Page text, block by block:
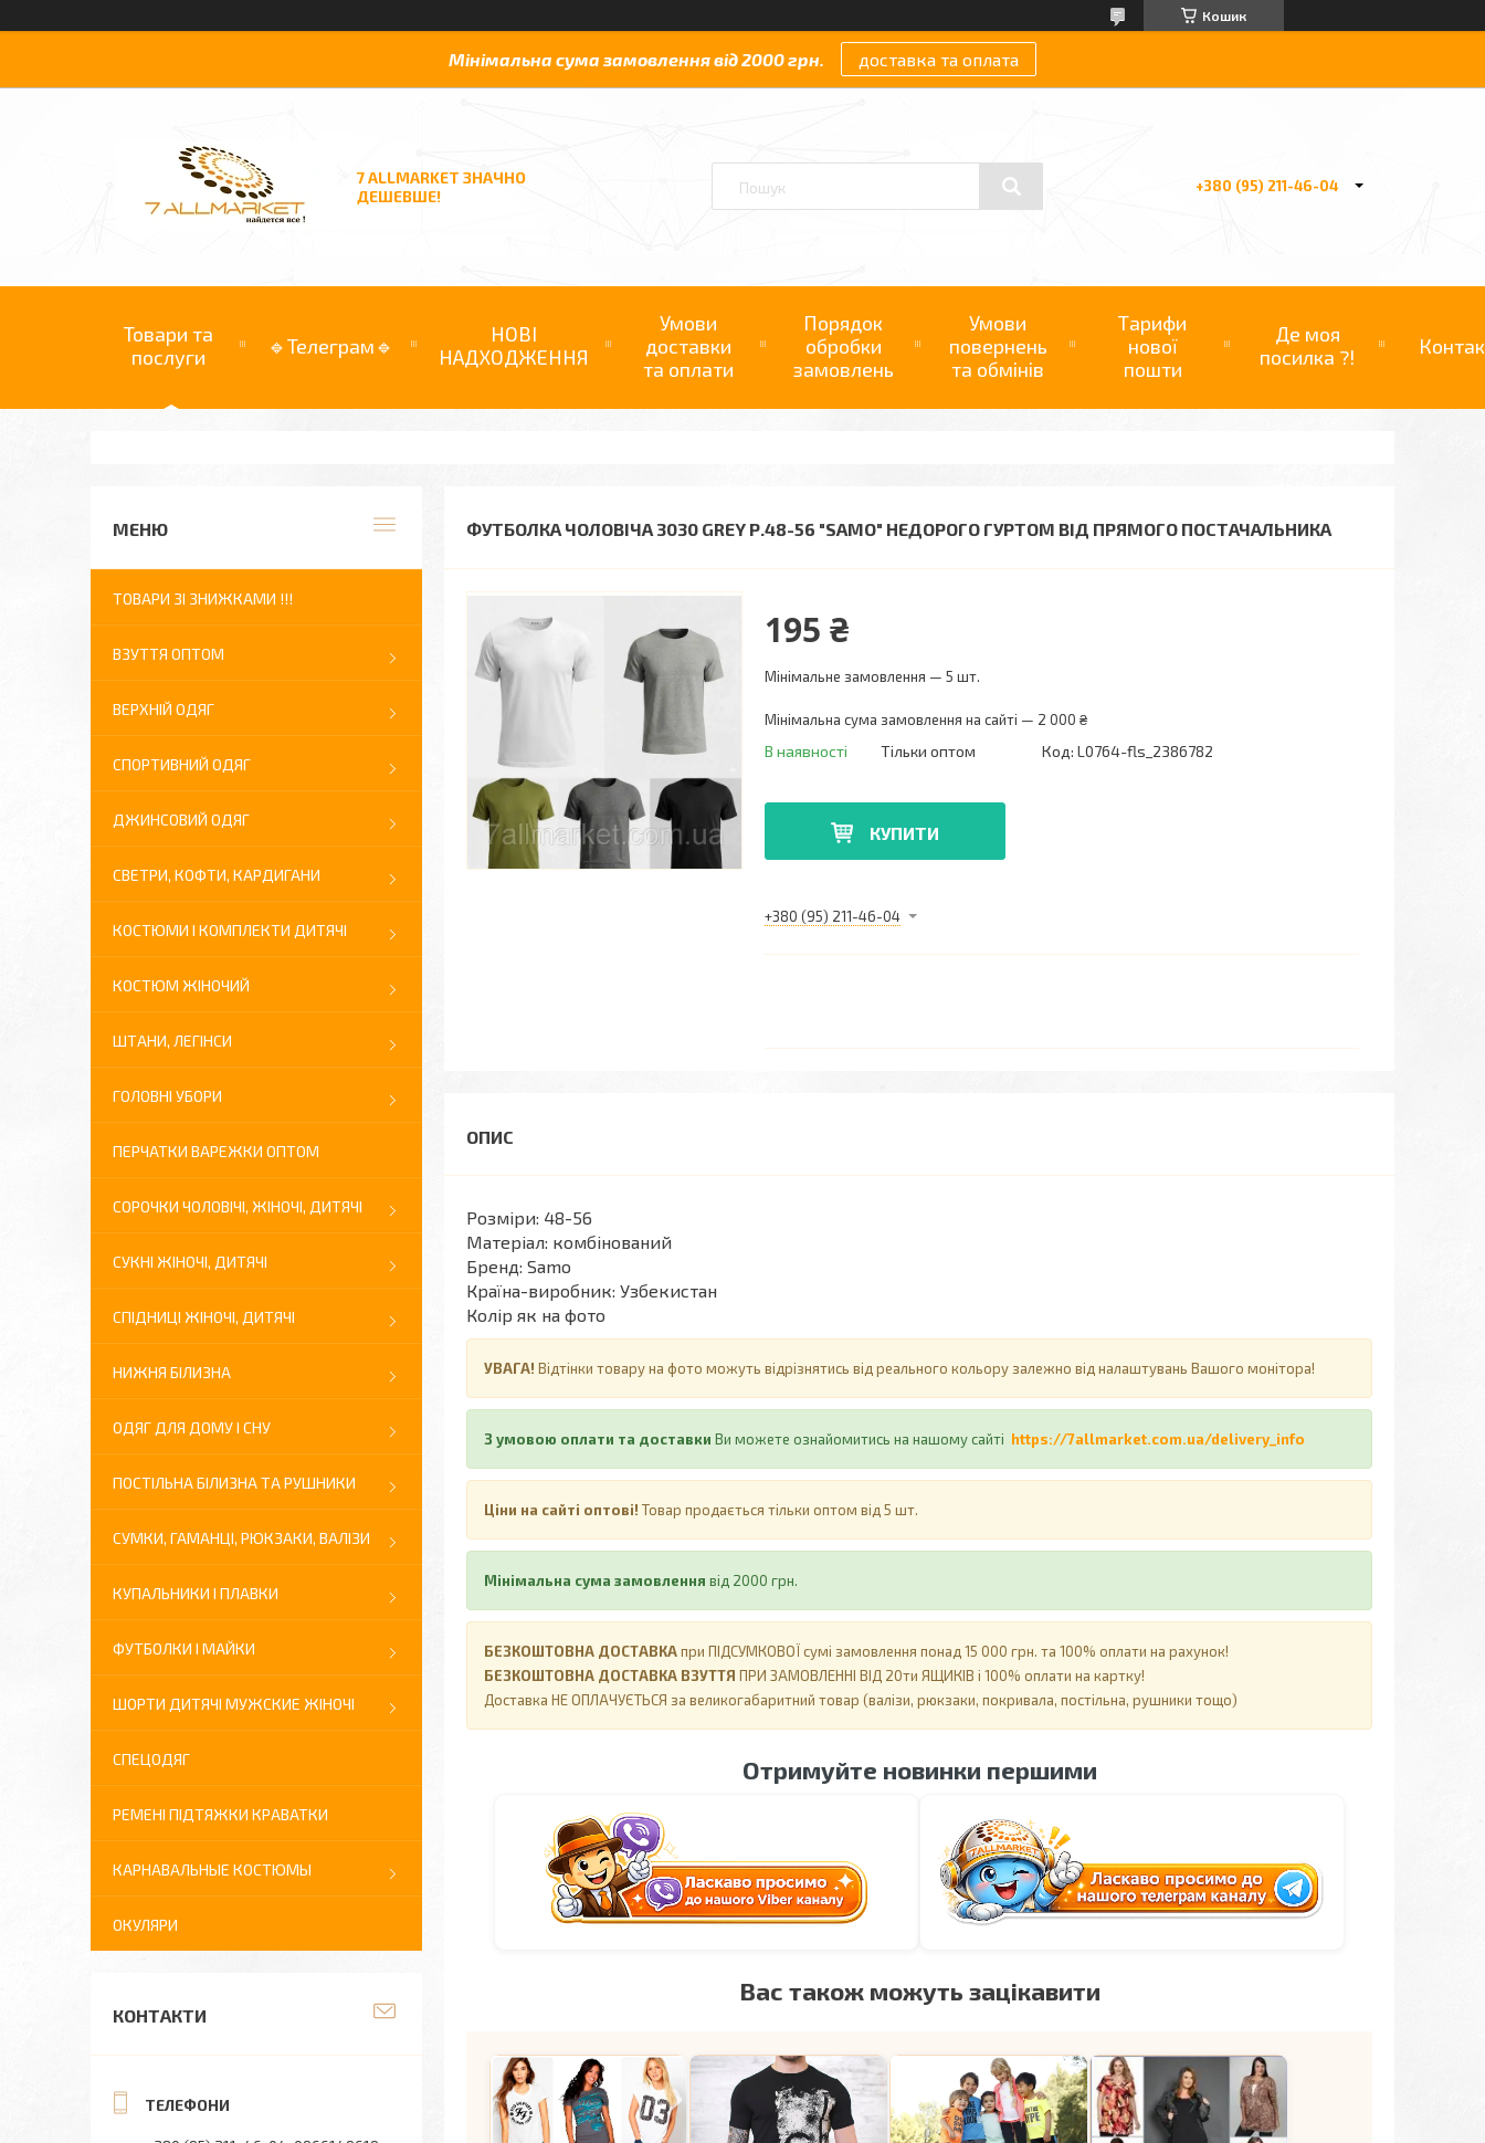
Кошик
Мінімальна сума замовлення від 2000 грн. доставка та оплата
7 ALLMARKET ЗНАЧНО
ДЕШЕВШЕ!
+380 (95) 211-46-04
Товари та
послуги
🔹Телеграм🔹
НОВІ
НАДХОДЖЕННЯ
Умови
доставки
та оплати
Порядок
обробки
замовлень
Умови
повернень
та обмінів
Тарифи
нової
пошти
Де моя
посилка ?!
ФУТБОЛКА ЧОЛОВІЧА 3030 GREY Р.48-56 "SAMO" НЕДОРОГО ГУРТОМ ВІД ПРЯМОГО ПОСТАЧАЛЬНИКА
195 ₴
Мінімальне замовлення — 5 шт.
Мінімальна сума замовлення на сайті — 2 000 ₴
В наявності Тільки оптом Код: L0764-fls_2386782
КУПИТИ
+380 (95) 211-46-04
Розміри: 48-56
Матеріал: комбінований
Бренд: Samo
Країна-виробник: Узбекистан
Колір як на фото
УВАГА! Відтінки товару на фото можуть відрізнятись від реального кольору залежно від налаштувань Вашого монітора!
З умовою оплати та доставки Ви можете ознайомитись на нашому сайті https://7allmarket.com.ua/delivery_info
Ціни на сайті оптові! Товар продається тільки оптом від 5 шт.
Мінімальна сума замовлення від 2000 грн.
БЕЗКОШТОВНА ДОСТАВКАпри ПІДСУМКОВОЇ сумі замовлення понад 15 000 грн. та 100% оплати на рахунок!
БЕЗКОШТОВНА ДОСТАВКА ВЗУТТЯ ПРИ ЗАМОВЛЕННІ ВІД 20ти ЯЩИКІВ і 100% оплати на картку!
Доставка НЕ ​​ОПЛАЧУЄТЬСЯ за великогабаритний товар (валізи, рюкзаки, покривала, постільна, рушники тощо)
Отримуйте новинки першими
Вас також можуть зацікавити
ТОВАРИ ЗІ ЗНИЖКАМИ !!!
ВЗУТТЯ ОПТОМ
ВЕРХНІЙ ОДЯГ
СПОРТИВНИЙ ОДЯГ
ДЖИНСОВИЙ ОДЯГ
СВЕТРИ, КОФТИ, КАРДИГАНИ
КОСТЮМИ І КОМПЛЕКТИ ДИТЯЧІ
КОСТЮМ ЖІНОЧИЙ
ШТАНИ, ЛЕГІНСИ
ГОЛОВНІ УБОРИ
ПЕРЧАТКИ ВАРЕЖКИ ОПТОМ
СОРОЧКИ ЧОЛОВІЧІ, ЖІНОЧІ, ДИТЯЧІ
СУКНІ ЖІНОЧІ, ДИТЯЧІ
СПІДНИЦІ ЖІНОЧІ, ДИТЯЧІ
НИЖНЯ БІЛИЗНА
ОДЯГ ДЛЯ ДОМУ І СНУ
ПОСТІЛЬНА БІЛИЗНА ТА РУШНИКИ
СУМКИ, ГАМАНЦІ, РЮКЗАКИ, ВАЛІЗИ
КУПАЛЬНИКИ І ПЛАВКИ
ФУТБОЛКИ І МАЙКИ
ШОРТИ ДИТЯЧІ МУЖСКИЕ ЖІНОЧІ
СПЕЦОДЯГ
РЕМЕНІ ПІДТЯЖКИ КРАВАТКИ
КАРНАВАЛЬНЫЕ КОСТЮМЫ
ОКУЛЯРИ
КОНТАКТИ